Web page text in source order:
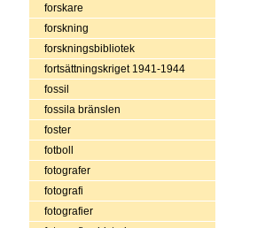
forskare
forskning
forskningsbibliotek
fortsättningskriget 1941-1944
fossil
fossila bränslen
foster
fotboll
fotografer
fotografi
fotografier